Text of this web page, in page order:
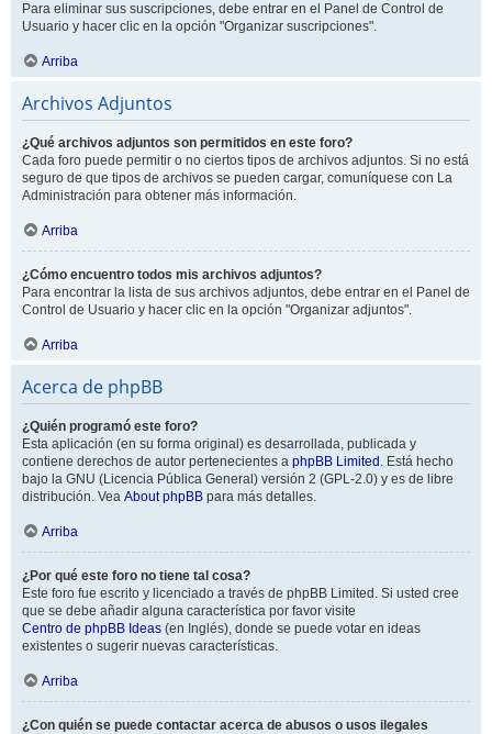
Para eliminar sus suscripciones, debe entrar en el Panel de Control de
Usuario y hacer clic en la opción "Organizar suscripciones".
Arriba
Archivos Adjuntos
¿Qué archivos adjuntos son permitidos en este foro?
Cada foro puede permitir o no ciertos tipos de archivos adjuntos. Si no está
seguro de que tipos de archivos se pueden cargar, comuníquese con La
Administración para obtener más información.
Arriba
¿Cómo encuentro todos mis archivos adjuntos?
Para encontrar la lista de sus archivos adjuntos, debe entrar en el Panel de
Control de Usuario y hacer clic en la opción "Organizar adjuntos".
Arriba
Acerca de phpBB
¿Quién programó este foro?
Esta aplicación (en su forma original) es desarrollada, publicada y
contiene derechos de autor pertenecientes a phpBB Limited . Está hecho
bajo la GNU (Licencia Pública General) versión 2 (GPL-2.0) y es de libre
distribución. Vea About phpBB para más detalles.
Arriba
¿Por qué este foro no tiene tal cosa?
Este foro fue escrito y licenciado a través de phpBB Limited. Si usted cree
que se debe añadir alguna característica por favor visite
Centro de phpBB Ideas (en Inglés), donde se puede votar en ideas
existentes o sugerir nuevas características.
Arriba
¿Con quién se puede contactar acerca de abusos o usos ilegales